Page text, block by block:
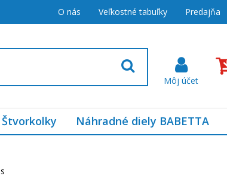
O nás Veľkostné tabuľky Predajňa
Štvorkolky Náhradné diely BABETTA